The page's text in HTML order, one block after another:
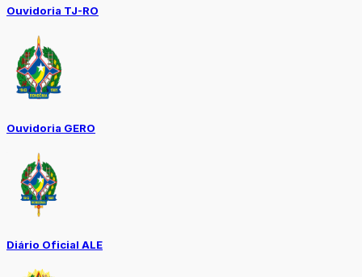
Ouvidoria TJ-RO
Ouvidoria GERO
Diário Oficial ALE